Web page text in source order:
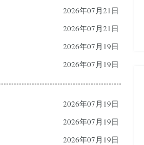
2026年07月21日
2026年07月21日
2026年07月19日
2026年07月19日
2026年07月19日
2026年07月19日
2026年07月19日